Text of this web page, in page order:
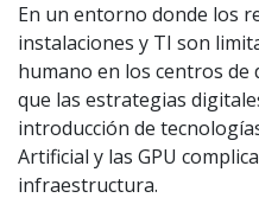
En un entorno donde los
instalaciones y TI son
humano en los centros de
que las estrategias
introducción de
Artificial y las GPU
infraestructura.